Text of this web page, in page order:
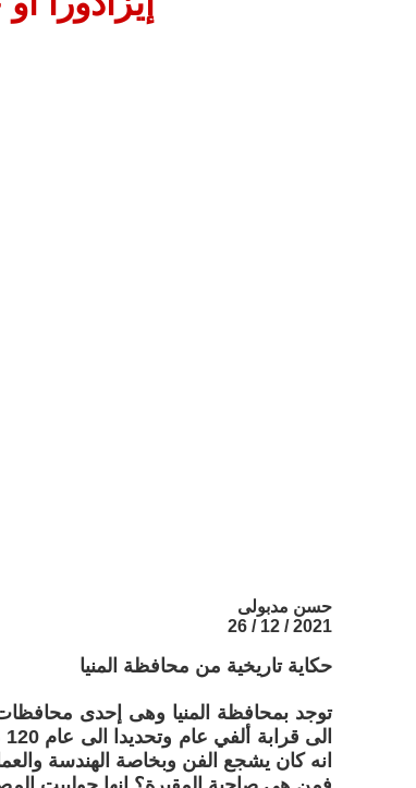
حسن مدبولى
2021 / 12 / 26
حكاية تاريخية من محافظة المنيا
توجد بمحافظة المنيا وهى إحدى
انه كان يشجع الفن وبخاصة الهندسة والعمارة. تحمل